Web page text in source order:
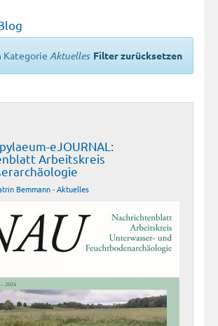
Kategorie Aktuelles Filter zurücksetzen
eJOURNAL:
Arbeitskreis
Bemmann-Aktuelles